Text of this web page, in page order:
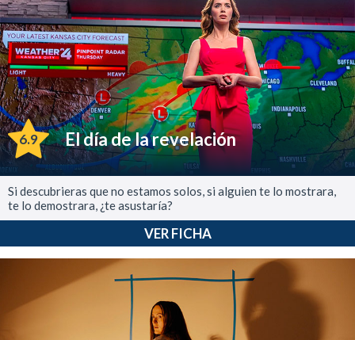
6.9 El día de la revelación
Si descubrieras que no estamos solos, si alguien te lo mostrara,
te lo demostrara, ¿te asustaría?
VER FICHA